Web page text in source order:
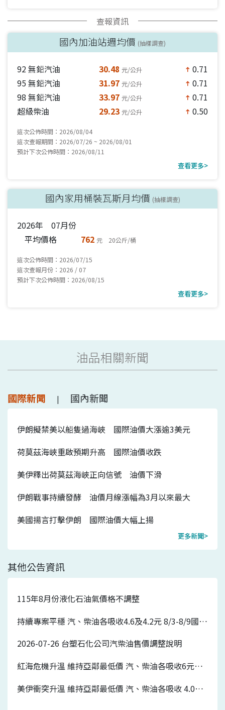
查報資訊
國內加油站週均價 (抽樣調查)
92 無鉛汽油 30.48 元/公升 north 0.71
95 無鉛汽油
31.97 元/公升 north 0.71
98 無鉛汽油
33.97 元/公升 north 0.71
超級柴油
29.23 元/公升 north 0.50
這次公佈時間：2026/08/04
這次查報期間：2026/07/26 ~ 2026/08/01
預計下次公佈時間：2026/08/11
查看更多>
國內家用桶裝瓦斯月均價 (抽樣調查)
2026年 07月份
平均價格
762 元 20公斤/桶
這次公佈時間：2026/07/15
這次查報月份：2026 / 07
預計下次公佈時間：2026/08/15
查看更多>
油品相關新聞
國際新聞 | 國內新聞
伊朗擬禁美以船隻過海峽 國際油價大漲逾3美元
荷莫茲海峽重啟預期升高 國際油價收跌
美伊釋出荷莫茲海峽正向信號 油價下滑
伊朗戰事持續發酵 油價月線漲幅為3月以來最大
美國揚言打擊伊朗 國際油價大幅上揚
更多新聞>
其他公告資訊
115年8月份液化石油氣價格不調整
持續專案平穩 汽、柴油各吸收4.6及4.2元 8/3-8/9國內汽、柴油價格皆不調整
2026-07-26 台塑石化公司汽柴油售價調整說明
紅海危機升溫 維持亞鄰最低價 汽、柴油各吸收6元及5.7元 7/27-8/2國內汽、柴油價格各調漲0.7元及0.5元
美伊衝突升溫 維持亞鄰最低價 汽、柴油各吸收 4.0元及3.2元 7/20-7/26國內汽、柴油價格皆不調整